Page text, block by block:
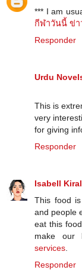
*** I am
กีฬาวันนี้ ข่า
Responder
Urdu
This is
very
for giving
Responder
Isabell Kiral
This food
and people
eat this
make our
services
Responder